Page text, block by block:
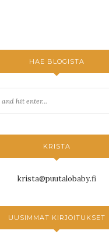
HAE BLOGISTA
KRISTA
krista@puutalobaby.fi
UUSIMMAT KIRJOITUKSET